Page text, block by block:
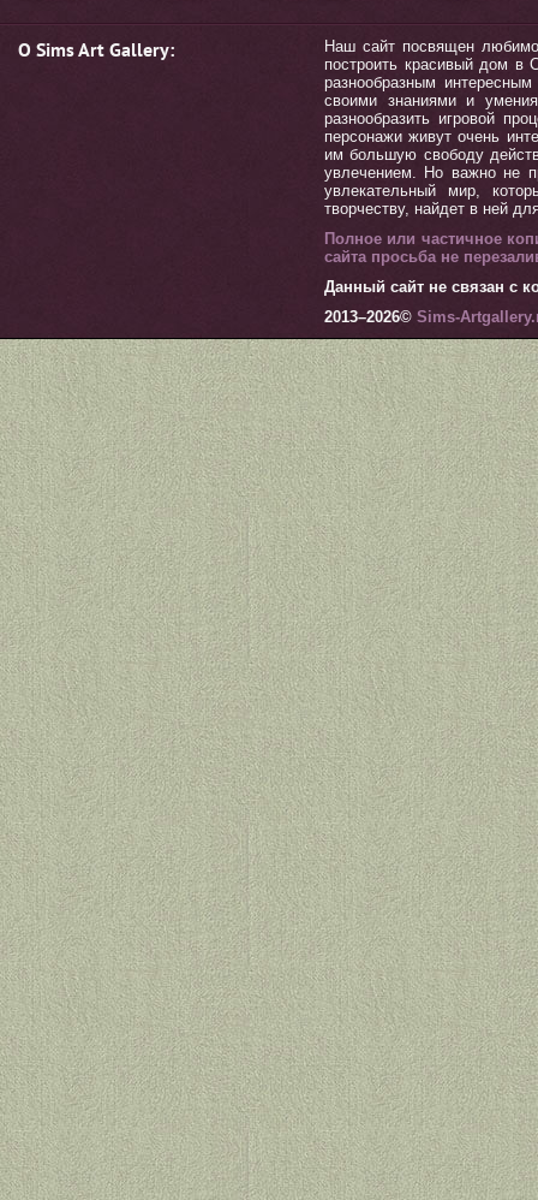
О Sims Art Gallery:
Наш сайт посвящен
построить красивый дом в
разнообразным
своими знаниями и
разнообразить игровой
персонажи живут очень
им большую свободу
увлечением. Но важно не
увлекательный мир,
творчеству, найдет в ней
Полное или частичное
сайта просьба не
Данный сайт не связан с
2013–2026© Sims-